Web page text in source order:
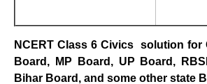
NCERT Class 6 Civics solution for
Board, MP Board, UP Board,
Bihar Board, and some other state